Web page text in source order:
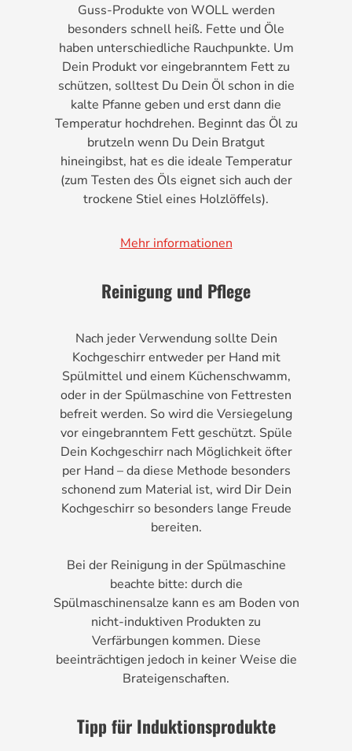
Guss-Produkte von WOLL werden
besonders schnell heiß. Fette und Öle
haben unterschiedliche Rauchpunkte. Um
Dein Produkt vor eingebranntem Fett zu
schützen, solltest Du Dein Öl schon in die
kalte Pfanne geben und erst dann die
Temperatur hochdrehen. Beginnt das Öl zu
brutzeln wenn Du Dein Bratgut
hineingibst, hat es die ideale Temperatur
(zum Testen des Öls eignet sich auch der
trockene Stiel eines Holzlöffels).
Mehr informationen
Reinigung und Pflege
Nach jeder Verwendung sollte Dein
Kochgeschirr entweder per Hand mit
Spülmittel und einem Küchenschwamm,
oder in der Spülmaschine von Fettresten
befreit werden. So wird die Versiegelung
vor eingebranntem Fett geschützt. Spüle
Dein Kochgeschirr nach Möglichkeit öfter
per Hand – da diese Methode besonders
schonend zum Material ist, wird Dir Dein
Kochgeschirr so besonders lange Freude
bereiten.
Bei der Reinigung in der Spülmaschine
beachte bitte: durch die
Spülmaschinensalze kann es am Boden von
nicht-induktiven Produkten zu
Verfärbungen kommen. Diese
beeinträchtigen jedoch in keiner Weise die
Brateigenschaften.
Tipp für Induktionsprodukte